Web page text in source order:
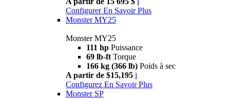
Configurer En Savoir Plus
Monster MY25
Monster MY25
111 hp Puissance
69 lb-ft Torque
166 kg (366 lb) Poids à sec
A partir de $15,195 i
Configurez En Savoir Plus
Monster SP